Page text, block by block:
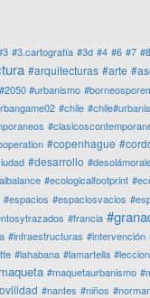
#3.cartografía #3d #4 #6 #7 #8
#arquitecturas #arte
#urbanismo
#chile
#copenhague
#desarrollo
#ecologicalfootprint
#espacios #espaciosvacios
#francia
#infraestructuras #intervención
#lahabana #lamartella
#maquetaurbanismo
#nantes #niños